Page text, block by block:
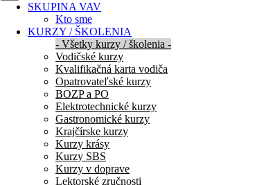
SKUPINA VAV
Kto sme
KURZY / ŠKOLENIA
- Všetky kurzy / školenia -
Vodičské kurzy
Kvalifikačná karta vodiča
Opatrovateľské kurzy
BOZP a PO
Elektrotechnické kurzy
Gastronomické kurzy
Krajčírske kurzy
Kurzy krásy
Kurzy SBS
Kurzy v doprave
Lektorské zručnosti